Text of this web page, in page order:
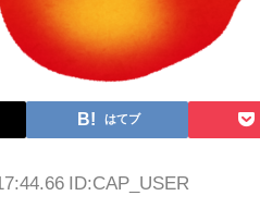
はてブ
ID:CAP_USER